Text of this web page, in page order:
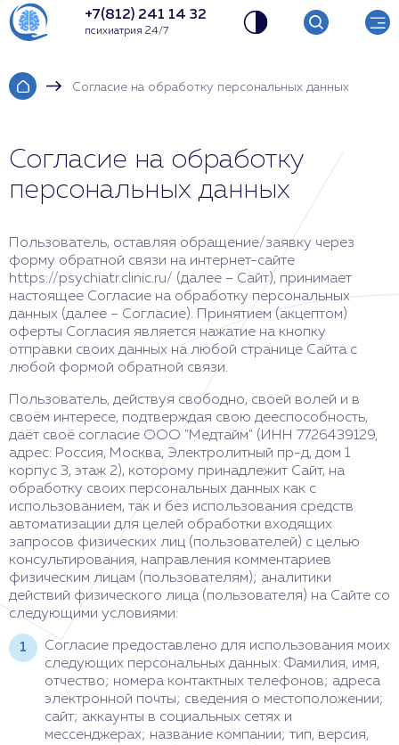
+7(812) 241 14 32
психиатрия 24/7
Согласие на обработку персональных данных
Согласие на обработку
персональных данных
Пользователь, оставляя обращение/заявку через
форму обратной связи на интернет-сайте
https://psychiatr.clinic.ru/ (далее – Сайт), принимает
настоящее Согласие на обработку персональных
данных (далее – Согласие). Принятием (акцептом)
оферты Согласия является нажатие на кнопку
отправки своих данных на любой странице Сайта с
любой формой обратной связи.
Пользователь, действуя свободно, своей волей и в
своём интересе, подтверждая свою дееспособность,
даёт своё согласие ООО "Медтайм" (ИНН 7726439129,
адрес: Россия, Москва, Электролитный пр-д, дом 1
корпус 3, этаж 2), которому принадлежит Сайт, на
обработку своих персональных данных как с
использованием, так и без использования средств
автоматизации для целей обработки входящих
запросов физических лиц (пользователей) с целью
консультирования, направления комментариев
физическим лицам (пользователям); аналитики
действий физического лица (пользователя) на Сайте со
следующими условиями:
Согласие предоставлено для использования моих
следующих персональных данных: Фамилия, имя,
отчество; номера контактных телефонов; адреса
электронной почты; сведения о местоположении;
сайт; аккаунты в социальных сетях и
мессенджерах; название компании; тип, версия,